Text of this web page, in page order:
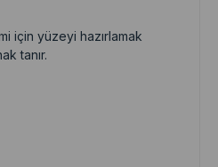
için yüzeyi hazırlamak
tanır.